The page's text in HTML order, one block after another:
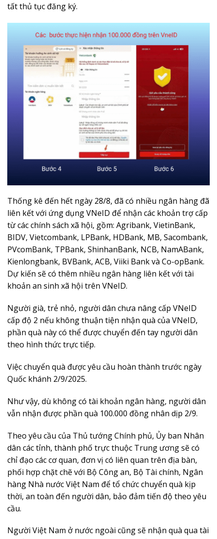
tất thủ tục đăng ký.
Thống kê đến hết ngày 28/8, đã có nhiều ngân hàng đã
liên kết với ứng dụng VNeID để nhận các khoản trợ cấp
từ các chính sách xã hội, gồm: Agribank, VietinBank,
BIDV, Vietcombank, LPBank, HDBank, MB, Sacombank,
PVcomBank, TPBank, ShinhanBank, NCB, NamABank,
Kienlongbank, BVBank, ACB, Viiki Bank và Co-opBank.
Dự kiến sẽ có thêm nhiều ngân hàng liên kết với tài
khoản an sinh xã hội trên VNeID.
Người già, trẻ nhỏ, người dân chưa nâng cấp VNeID
cấp độ 2 nếu không thuận tiện nhận quà của VNeID,
phần quà này có thể được chuyển đến tay người dân
theo hình thức trực tiếp.
Việc chuyển quà được yêu cầu hoàn thành trước ngày
Quốc khánh 2/9/2025.
Như vậy, dù không có tài khoản ngân hàng, người dân
vẫn nhận được phần quà 100.000 đồng nhân dịp 2/9.
Theo yêu cầu của Thủ tướng Chính phủ, Ủy ban Nhân
dân các tỉnh, thành phố trực thuộc Trung ương sẽ có
chỉ đạo các cơ quan, đơn vị có liên quan trên địa bàn,
phối hợp chặt chẽ với Bộ Công an, Bộ Tài chính, Ngân
hàng Nhà nước Việt Nam để tổ chức chuyển quà kịp
thời, an toàn đến người dân, bảo đảm tiến độ theo yêu
cầu.
Người Việt Nam ở nước ngoài cũng sẽ nhận quà qua tài